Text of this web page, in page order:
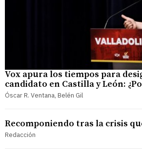
Vox apura los tiempos para
candidato en Castilla y León:
Óscar R. Ventana, Belén Gil
Recomponiendo tras la crisis
Redacción